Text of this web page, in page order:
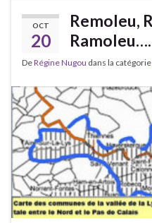
OCT
20
Remoleu,
Ramoleu….
DeRégine Nugou dans la catégorie